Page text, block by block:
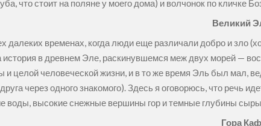
что стоит на поляне у моего дома) и волчонок по
Великий
далеких временах, когда люди еще различали добро и зло
история в древнем Эле, раскинувшемся меж двух морей —
и целой человеческой жизни, и в то же время Эль был мал,
через одного знакомого). Здесь я оговорюсь, что речь
воды, высокие снежные вершины гор и темные глубины
Гора Каф